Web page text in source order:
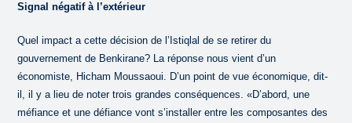
Signal négatif à l’extérieur
Quel impact a cette décision de l’Istiqlal de se retirer du
gouvernement de Benkirane? La réponse nous vient d’un
économiste, Hicham Moussaoui. D’un point de vue économique, dit-
il, il y a lieu de noter trois grandes conséquences. «D’abord, une
méfiance et une défiance vont s’installer entre les composantes des